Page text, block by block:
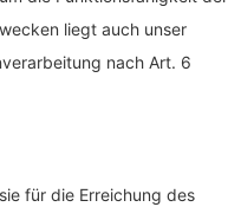
liegt auch unser
nach Art. 6
für die Erreichung des